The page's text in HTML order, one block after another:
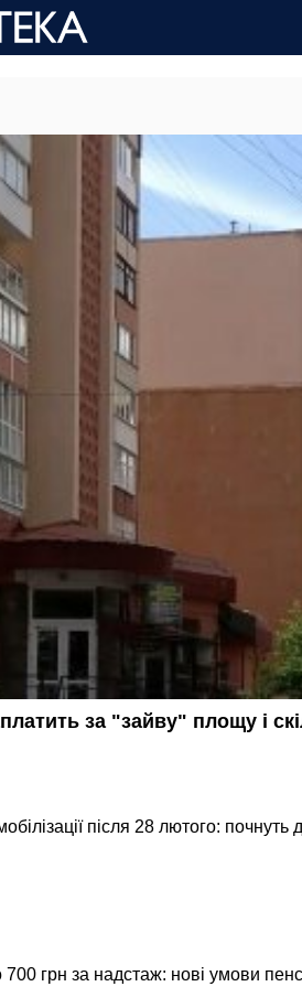
за "зайву" площу і
після 28 лютого: почнуть
грн за надстаж: нові умови